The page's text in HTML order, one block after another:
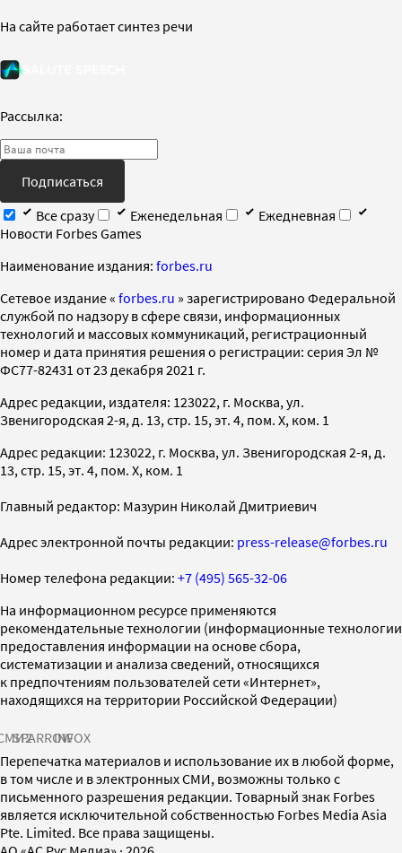
На сайте работает синтез речи
Рассылка:
Подписаться
Все сразу
Еженедельная
Ежедневная
Новости Forbes Games
Наименование издания: forbes.ru
Cетевое издание « forbes.ru » зарегистрировано Федеральной
службой по надзору в сфере связи, информационных
технологий и массовых коммуникаций, регистрационный
номер и дата принятия решения о регистрации: серия Эл №
ФС77-82431 от 23 декабря 2021 г.
Адрес редакции, издателя: 123022, г. Москва, ул.
Звенигородская 2-я, д. 13, стр. 15, эт. 4, пом. X, ком. 1
Адрес редакции: 123022, г. Москва, ул. Звенигородская 2-я, д.
13, стр. 15, эт. 4, пом. X, ком. 1
Главный редактор: Мазурин Николай Дмитриевич
Адрес электронной почты редакции: press-release@forbes.ru
Номер телефона редакции: +7 (495) 565-32-06
На информационном ресурсе применяются
рекомендательные технологии (информационные технологии
предоставления информации на основе сбора,
систематизации и анализа сведений, относящихся
к предпочтениям пользователей сети «Интернет»,
находящихся на территории Российской Федерации)
SPARROWINFOX
Перепечатка материалов и использование их в любой форме,
в том числе и в электронных СМИ, возможны только с
письменного разрешения редакции. Товарный знак Forbes
является исключительной собственностью Forbes Media Asia
Pte. Limited. Все права защищены.